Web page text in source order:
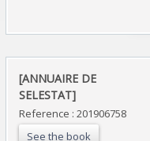
‎[ANNUAIRE DE
SELESTAT]‎
Reference : 201906758
See the book